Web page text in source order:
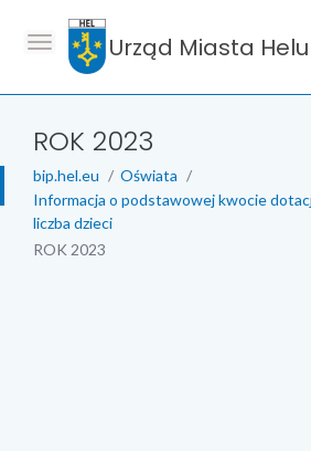
Urząd Miasta Helu
ROK 2023
bip.hel.eu
Oświata
Informacja o podstawowej kwocie
liczba dzieci
ROK 2023